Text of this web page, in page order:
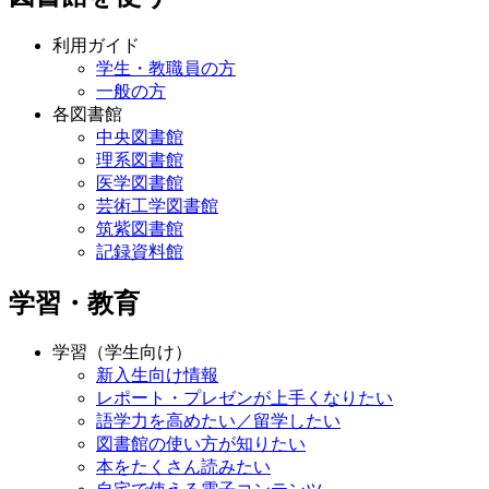
利用ガイド
学生・教職員の方
一般の方
各図書館
中央図書館
理系図書館
医学図書館
芸術工学図書館
筑紫図書館
記録資料館
学習・教育
学習（学生向け）
新入生向け情報
レポート・プレゼンが上手くなりたい
語学力を高めたい／留学したい
図書館の使い方が知りたい
本をたくさん読みたい